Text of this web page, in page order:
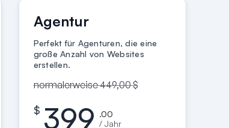
Agentur
Perfekt für Agenturen, die eine
große Anzahl von Websites
erstellen.
normalerweise 449,00 $
$ 399 .00
/ Jahr